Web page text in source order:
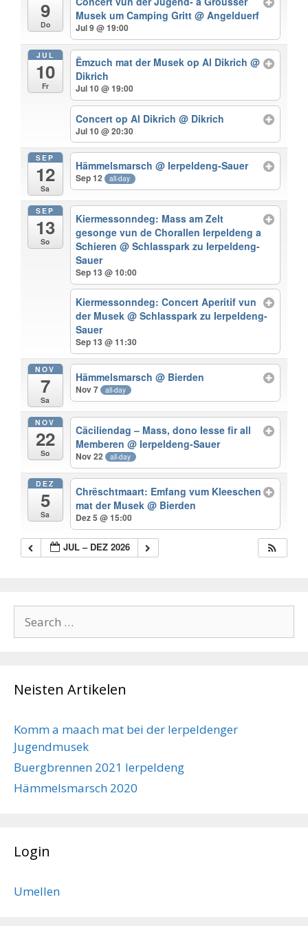
9
Do
Musek um Camping Gritt@ Angelduerf
Jul 9 @ 19:00
JUL
10
Fr
Ëmzuch mat der Musek op Al Dikrich@
Dikrich
Jul 10 @ 19:00
Concert op Al Dikrich@ Dikrich
Jul 10 @ 20:30
SEP
12
Sa
Hämmelsmarsch@ Ierpeldeng-Sauer
Sep 12 all-day
SEP
13
So
Kiermessonndeg: Mass am Zelt
gesonge vun de Chorallen Ierpeldeng a
Schieren@ Schlasspark zu Ierpeldeng-
Sauer
Sep 13 @ 10:00
Kiermessonndeg: Concert Aperitif vun
der Musek@ Schlasspark zu Ierpeldeng-
Sauer
Sep 13 @ 11:30
NOV
7
Sa
Hämmelsmarsch@ Bierden
Nov 7 all-day
NOV
22
So
Cäciliendag – Mass, dono Iesse fir all
Memberen@ Ierpeldeng-Sauer
Nov 22 all-day
DEZ
5
Sa
Chrëschtmaart: Emfang vum Kleeschen
mat der Musek@ Bierden
Dez 5 @ 15:00
JUL – DEZ 2026
for:
Neisten Artikelen
Komm a maach mat bei der Ierpeldenger
Jugendmusek
Buergbrennen 2021 Ierpeldeng
Hämmelsmarsch 2020
Login
Umellen